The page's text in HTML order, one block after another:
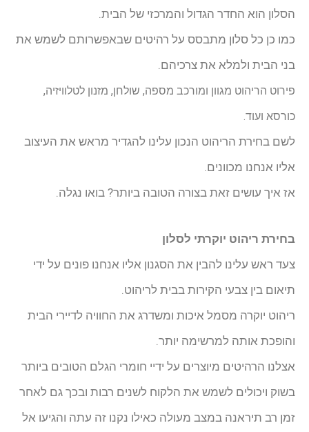
הסלון הוא החדר הגדול והמרכזי של הבית.
כמו כן כל סלון מתבסס על רהיטים שבאפשרותם לשמש את
בני הבית ולמלא את צרכיהם.
פירוט הריהוט מגוון ומורכב מספה, שולחן, מזנון לטלוויזיה,
כורסא ועוד.
לשם בחירת הריהוט הנכון עלינו להגדיר מראש את העיצוב
אליו אנחנו מכוונים.
אז איך עושים זאת בצורה הטובה ביותר? בואו נגלה.
בחירת ריהוט יוקרתי לסלון
צעד ראש עלינו להבין את הסגנון אליו אנחנו פונים על ידי
תיאום בין צבעי הקירות בבית לריהוט.
ריהוט יוקרה מסמל איכות ומשדרג את החוויה לדיירי הבית
והופכת אותה למרשימה יותר.
אצלנו הרהיטים מיוצרים על ידיי חומרי הגלם הטובים ביותר
בשוק ויכולים לשמש את הלקוח לשנים רבות ובכך גם לאחר
זמן רב תיראנה במצב מעולה כאילו נקנו זה עתה והגיעו אל